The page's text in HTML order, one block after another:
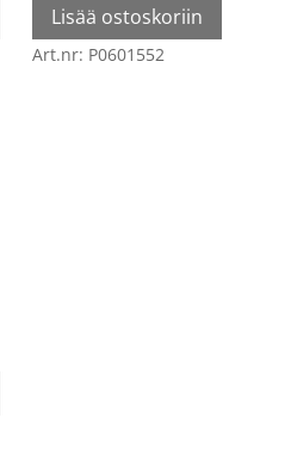
Lisää ostoskoriin
Art.nr: P0601552